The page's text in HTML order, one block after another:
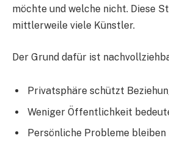
möchte und welche nicht. Diese
mittlerweile viele Künstler.
Der Grund dafür ist
Privatsphäre schützt
Weniger Öffentlichkeit
Persönliche Probleme